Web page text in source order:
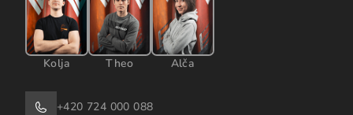
Kolja Theo Alča
+420 724 000 088